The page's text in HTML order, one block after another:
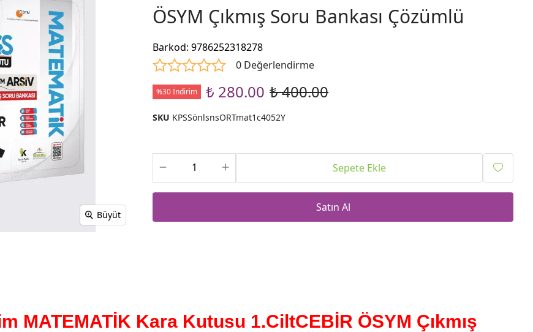
Büyüt
ÖSYM Çıkmış Soru Bankası Çözümlü
Barkod:9786252318278
0 Değerlendirme
%30 İndirim ₺ 280.00 ₺ 400.00
SKU KPSSönlsnsORTmat1c4052Y
Sepete Ekle
Satın Al
MATEMATİK Kara Kutusu 1.CiltCEBİR ÖSYM Çıkmış